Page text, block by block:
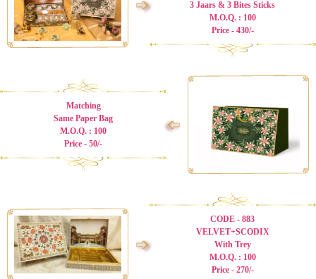
➩
3 Jaars & 3 Bites Sticks
M.O.Q. : 100
Price - 430/-
Matching
Same Paper Bag
M.O.Q. : 100
Price - 50/-
➩
➩
CODE - 883
VELVET+SCODIX
With Trey
M.O.Q. : 100
Price - 270/-